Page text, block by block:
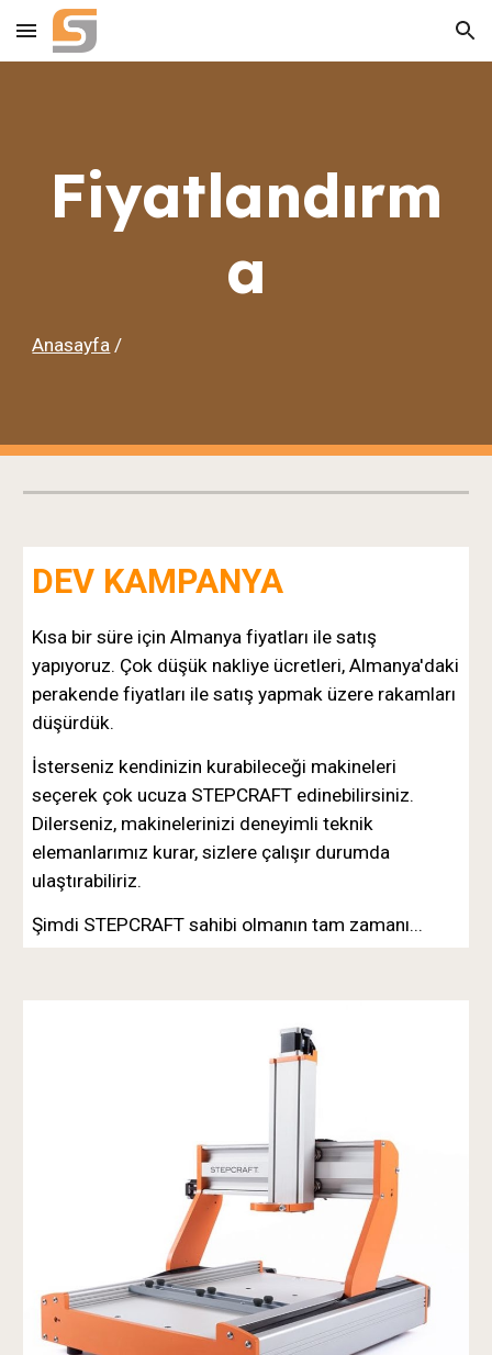
Skip to main content Skip to navigation
Fiyatlandırm
a
Anasayfa /
DEV KAMPANYA
Kısa bir süre için Almanya fiyatları ile satış
yapıyoruz. Çok düşük nakliye ücretleri, Almanya'daki
perakende fiyatları ile satış yapmak üzere rakamları
düşürdük.
İsterseniz kendinizin kurabileceği makineleri
seçerek çok ucuza STEPCRAFT edinebilirsiniz.
Dilerseniz, makinelerinizi deneyimli teknik
elemanlarımız kurar, sizlere çalışır durumda
ulaştırabiliriz.
Şimdi STEPCRAFT sahibi olmanın tam zamanı...